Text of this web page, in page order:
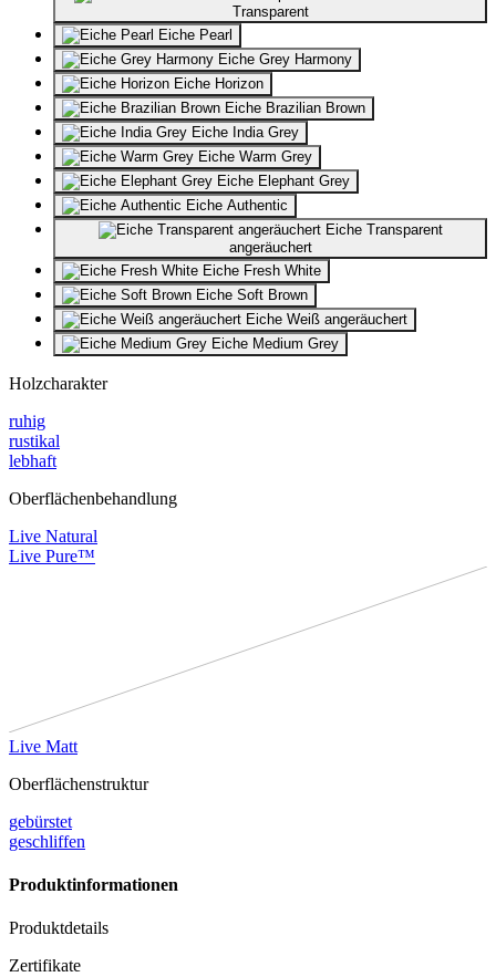
Transparent
Eiche Pearl
Eiche Grey Harmony
Eiche Horizon
Eiche Brazilian Brown
Eiche India Grey
Eiche Warm Grey
Eiche Elephant Grey
Eiche Authentic
Eiche Transparent
angeräuchert
Eiche Fresh White
Eiche Soft Brown
Eiche Weiß angeräuchert
Eiche Medium Grey
Holzcharakter
ruhig
rustikal
lebhaft
Oberflächenbehandlung
Live Natural
Live Pure™
Live Matt
Oberflächenstruktur
gebürstet
geschliffen
Produktinformationen
Produktdetails
Zertifikate